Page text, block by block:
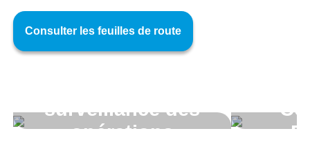
Consulter les feuilles de route
surveillance des
opérations